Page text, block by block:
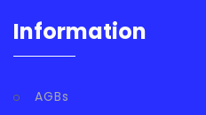
Information
AGBs